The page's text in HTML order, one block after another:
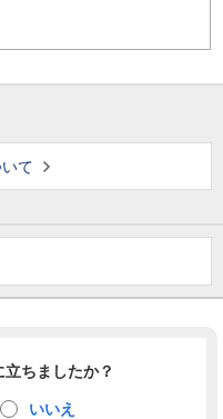
て
ちましたか？
いいえ